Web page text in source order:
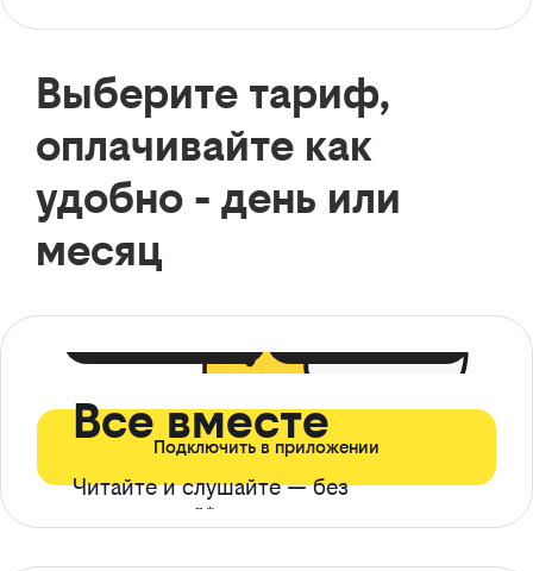
Выберите тариф,
оплачивайте как
удобно - день или
месяц
Все вместе
Читайте и слушайте — без
ограничений*
Подключить в приложении